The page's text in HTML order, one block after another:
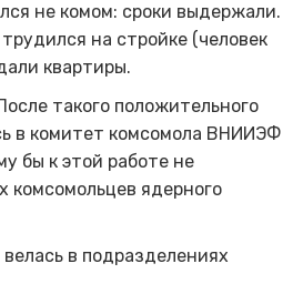
не комом: сроки выдержали.
на стройке (человек
квартиры.
такого положительного
в комитет комсомола ВНИИЭФ
бы к этой работе не
комсомольцев ядерного
в подразделениях